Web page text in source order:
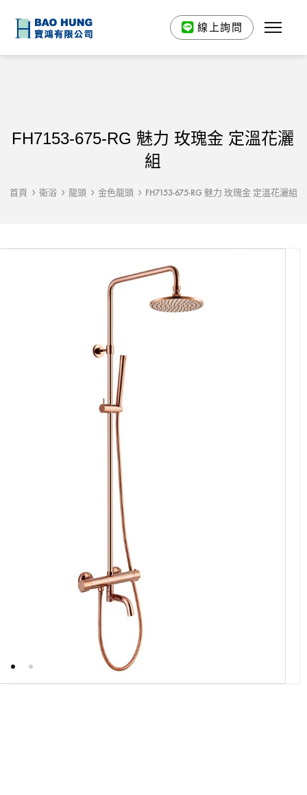
線上詢問
FH7153-675-RG 魅力 玫瑰金 定溫花灑
組
首頁 衛浴 龍頭 金色龍頭 FH7153-675-RG 魅力 玫瑰金 定溫花灑組